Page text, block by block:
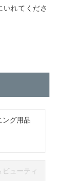
れてくださ
ング用品
ビューティ